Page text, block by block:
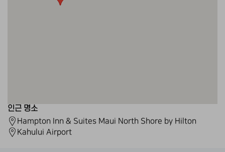
인근 명소
Hampton Inn & Suites Maui North Shore by Hilton
Kahului Airport